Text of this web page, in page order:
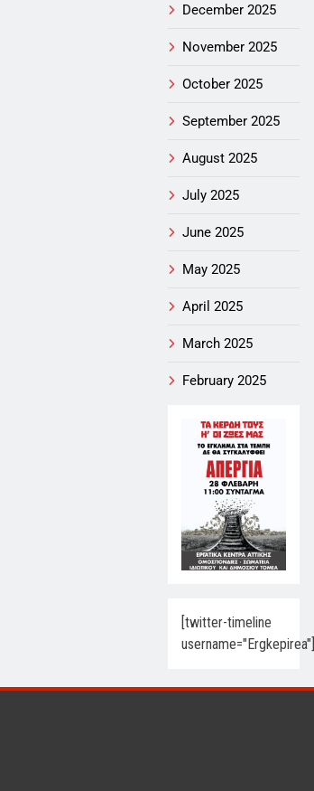
December 2025
November 2025
October 2025
September 2025
August 2025
July 2025
June 2025
May 2025
April 2025
March 2025
February 2025
[twitter-timeline
username="Ergkepirea"]